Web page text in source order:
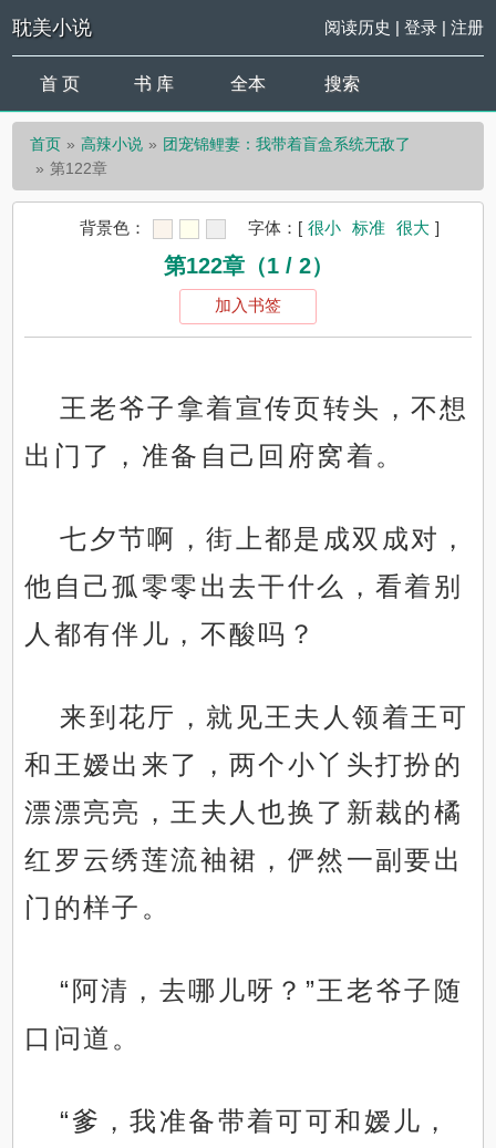
耽美小说 阅读历史 | 登录| 注册
首 页 书 库 全本 搜索
首页 高辣小说
团宠锦鲤妻：我带着盲盒系统无敌了
第122章
背景色： 字体： [ 很小 标准 很大 ]
第122章（1 / 2）
加入书签
王老爷子拿着宣传页转头，不想
出门了，准备自己回府窝着。
七夕节啊，街上都是成双成对，
他自己孤零零出去干什么，看着别
人都有伴儿，不酸吗？
来到花厅，就见王夫人领着王可
和王嫒出来了，两个小丫头打扮的
漂漂亮亮，王夫人也换了新裁的橘
红罗云绣莲流袖裙，俨然一副要出
门的样子。
“阿清，去哪儿呀？”王老爷子随
口问道。
“爹，我准备带着可可和嫒儿，